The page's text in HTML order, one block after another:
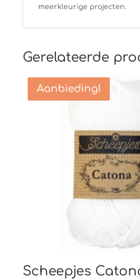
meerkleurige projecten.
Gerelateerde
Aanbieding!
Scheepjes